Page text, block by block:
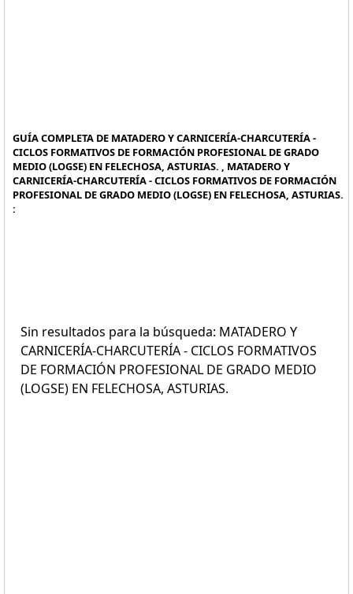
GUÍA COMPLETA DE MATADERO Y CARNICERÍA-CHARCUTERÍA -
CICLOS FORMATIVOS DE FORMACIÓN PROFESIONAL DE GRADO
MEDIO (LOGSE) EN FELECHOSA, ASTURIAS. , MATADERO Y
CARNICERÍA-CHARCUTERÍA - CICLOS FORMATIVOS DE FORMACIÓN
PROFESIONAL DE GRADO MEDIO (LOGSE) EN FELECHOSA, ASTURIAS.
:
Sin resultados para la búsqueda: MATADERO Y
CARNICERÍA-CHARCUTERÍA - CICLOS FORMATIVOS
DE FORMACIÓN PROFESIONAL DE GRADO MEDIO
(LOGSE) EN FELECHOSA, ASTURIAS.